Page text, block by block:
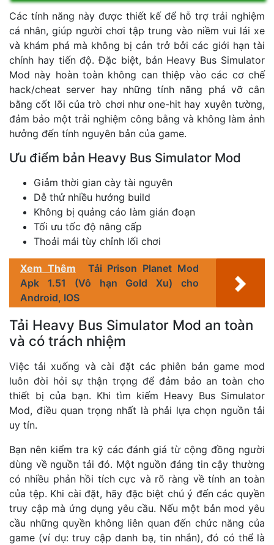
Các tính năng này được thiết kế để hỗ trợ trải nghiệm
cá nhân, giúp người chơi tập trung vào niềm vui lái xe
và khám phá mà không bị cản trở bởi các giới hạn tài
chính hay tiến độ. Đặc biệt, bản Heavy Bus Simulator
Mod này hoàn toàn không can thiệp vào các cơ chế
hack/cheat server hay những tính năng phá vỡ cân
bằng cốt lõi của trò chơi như one-hit hay xuyên tường,
đảm bảo một trải nghiệm công bằng và không làm ảnh
hưởng đến tính nguyên bản của game.
Ưu điểm bản Heavy Bus Simulator Mod
Giảm thời gian cày tài nguyên
Dễ thử nhiều hướng build
Không bị quảng cáo làm gián đoạn
Tối ưu tốc độ nâng cấp
Thoải mái tùy chỉnh lối chơi
Xem Thêm
Tải Prison Planet Mod
Apk 1.51 (Vô hạn Gold Xu) cho
Android, IOS
Tải Heavy Bus Simulator Mod an toàn
và có trách nhiệm
Việc tải xuống và cài đặt các phiên bản game mod
luôn đòi hỏi sự thận trọng để đảm bảo an toàn cho
thiết bị của bạn. Khi tìm kiếm Heavy Bus Simulator
Mod, điều quan trọng nhất là phải lựa chọn nguồn tải
uy tín.
Bạn nên kiểm tra kỹ các đánh giá từ cộng đồng người
dùng về nguồn tải đó. Một nguồn đáng tin cậy thường
có nhiều phản hồi tích cực và rõ ràng về tính an toàn
của tệp. Khi cài đặt, hãy đặc biệt chú ý đến các quyền
truy cập mà ứng dụng yêu cầu. Nếu một bản mod yêu
cầu những quyền không liên quan đến chức năng của
game (ví dụ: truy cập danh bạ, tin nhắn), đó có thể là